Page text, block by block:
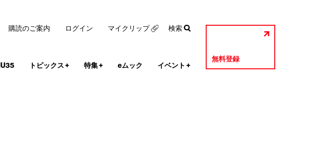
IU35 トピックス+ 特集+ eムック イベント +
無料登録
購読のご案内 ログイン マイクリップ 検索